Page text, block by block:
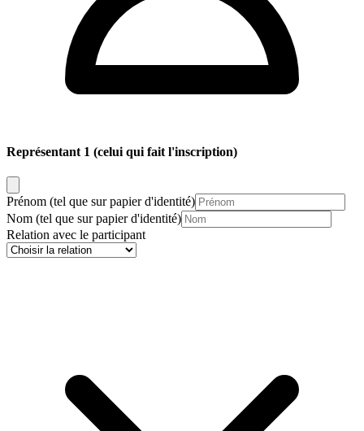
Représentant 1 (celui qui fait l'inscription)
Prénom (tel que sur papier d'identité)
Nom (tel que sur papier d'identité)
Relation avec le participant